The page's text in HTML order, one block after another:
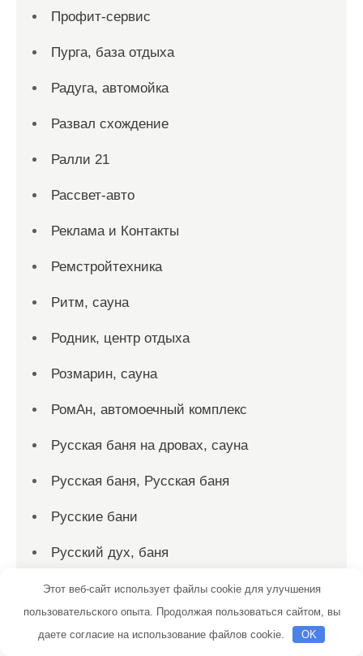
Профит-сервис
Пурга, база отдыха
Радуга, автомойка
Развал схождение
Ралли 21
Рассвет-авто
Реклама и Контакты
Ремстройтехника
Ритм, сауна
Родник, центр отдыха
Розмарин, сауна
РомАн, автомоечный комплекс
Русская баня на дровах, сауна
Русская баня, Русская баня
Русские бани
Русский дух, баня
Русский дух, баня
Этот веб-сайт использует файлы cookie для улучшения
пользовательского опыта. Продолжая пользоваться сайтом, вы
даете согласие на использование файлов cookie.
OK